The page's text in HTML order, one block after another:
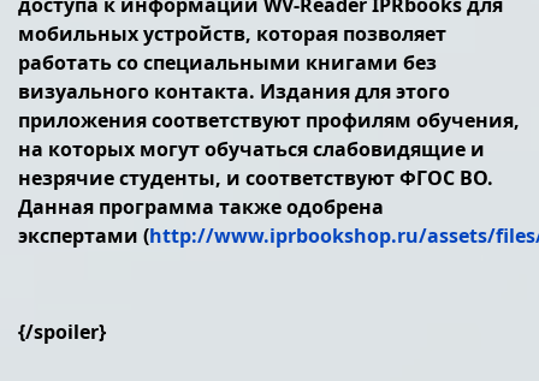
мобильных устройств, которая позволяет
работать со специальными книгами без
визуального контакта. Издания для этого
приложения соответствуют профилям обучения,
на которых могут обучаться слабовидящие и
незрячие студенты, и соответствуют ФГОС ВО.
Данная программа также одобрена
экспертами (http://www.iprbookshop.ru/assets/
{/spoiler}